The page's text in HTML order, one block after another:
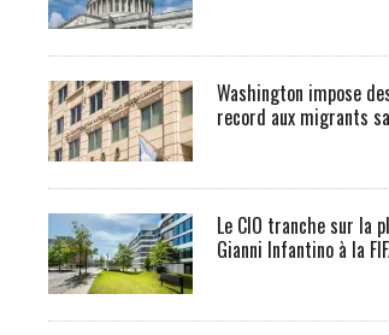
Washington impose
record aux migrants
Le CIO tranche sur la
Gianni Infantino à la